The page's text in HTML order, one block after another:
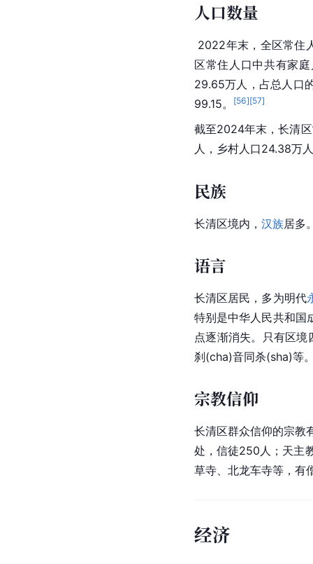
人口数量
2022年末，全区常住
区常住人口中共有家
29.65万人，占总人口
99.15。
[56][57]
截至2024年末，长清
人，乡村人口24.38万
民族
长清区境内， 汉族居多
语言
长清区居民，多为明代
特别是中华人民共和国
点逐渐消失。只有区
刹(cha)音同杀(sha)等
宗教信仰
长清区群众信仰的宗教
处，信徒250人；天主
草寺、北龙车寺等，有
经济